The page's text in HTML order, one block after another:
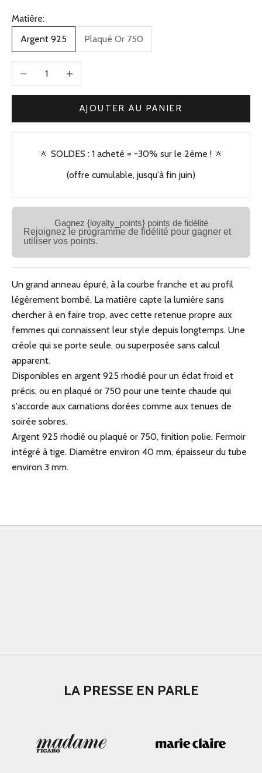
Matière:
Argent 925
Plaqué Or 750
Diminuer la quantitéAugmenter la quantité
AJOUTER AU PANIER
🔅 SOLDES : 1 acheté = -30% sur le 2ème ! 🔅
(offre cumulable, jusqu'à fin juin)
Gagnez {loyalty_points} points de fidélité
Rejoignez le programme de fidélité pour gagner et
utiliser vos points.
Un grand anneau épuré, à la courbe franche et au profil
légèrement bombé. La matière capte la lumière sans
chercher à en faire trop, avec cette retenue propre aux
femmes qui connaissent leur style depuis longtemps. Une
créole qui se porte seule, ou superposée sans calcul
apparent.
Disponibles en argent 925 rhodié pour un éclat froid et
précis, ou en plaqué or 750 pour une teinte chaude qui
s'accorde aux carnations dorées comme aux tenues de
soirée sobres.
Argent 925 rhodié ou plaqué or 750, finition polie. Fermoir
intégré à tige. Diamètre environ 40 mm, épaisseur du tube
environ 3 mm.
LA PRESSE EN PARLE